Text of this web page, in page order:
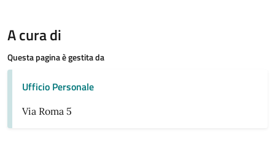
A cura di
Questa pagina è gestita da
Ufficio Personale
Via Roma 5